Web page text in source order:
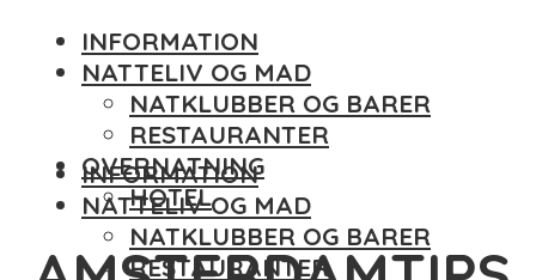
INFORMATION
NATTELIV OG MAD
NATKLUBBER OG BARER
RESTAURANTER
OVERNATNING
HOTEL
INFORMATION
NATTELIV OG MAD
NATKLUBBER OG BARER
RESTAURANTER